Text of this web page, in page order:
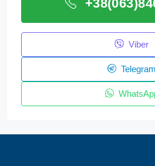
Viber
Telegram